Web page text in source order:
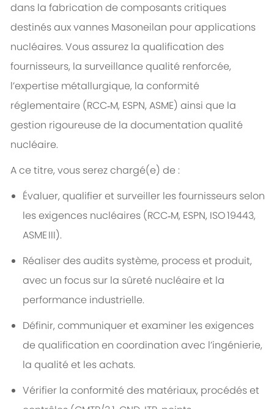
dans la fabrication de composants critiques
destinés aux vannes Masoneilan pour applications
nucléaires. Vous assurez la qualification des
fournisseurs, la surveillance qualité renforcée,
l’expertise métallurgique, la conformité
réglementaire (RCC‑M, ESPN, ASME) ainsi que la
gestion rigoureuse de la documentation qualité
nucléaire.
A ce titre, vous serez chargé(e) de :
Évaluer, qualifier et surveiller les fournisseurs selon
les exigences nucléaires (RCC‑M, ESPN, ISO 19443,
ASME III).
Réaliser des audits système, process et produit,
avec un focus sur la sûreté nucléaire et la
performance industrielle.
Définir, communiquer et examiner les exigences
de qualification en coordination avec l’ingénierie,
la qualité et les achats.
Vérifier la conformité des matériaux, procédés et